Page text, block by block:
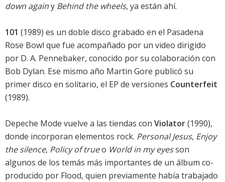
down againy Behind the wheels, ya están ahí.
101 (1989) es un doble disco grabado en el Pasadena
Rose Bowl que fue acompañado por un video dirigido
por D. A. Pennebaker, conocido por su colaboración con
Bob Dylan. Ese mismo año Martin Gore publicó su
primer disco en solitario, el EP de versiones Counterfeit
(1989).
Depeche Mode vuelve a las tiendas con Violator(1990),
donde incorporan elementos rock. Personal Jesus, Enjoy
the silence, Policy of trueo World in my eyesson
algunos de los temás más importantes de un álbum co-
producido por Flood, quien previamente había trabajado